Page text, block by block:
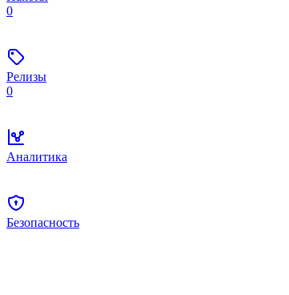
0
Релизы
0
Аналитика
Безопасность